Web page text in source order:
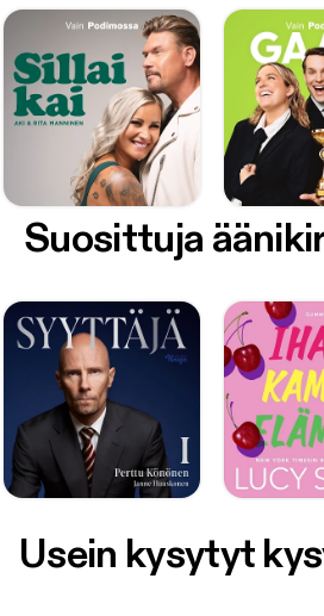
Suosittuja
Usein kysytyt